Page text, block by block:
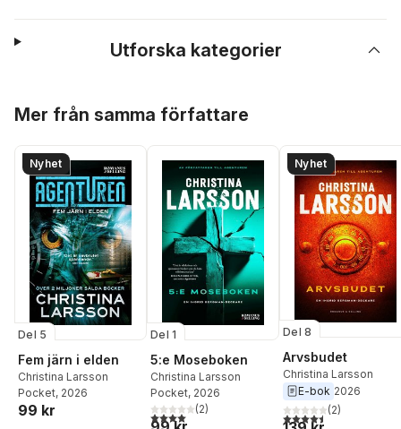
Utforska kategorier
Mer från samma författare
Nyhet
Del 5
Fem järn i elden
Christina Larsson
Pocket, 2026
99 kr
Del 1
5:e Moseboken
Christina Larsson
Pocket, 2026
4,0utav 5 stjärnor. Totalt antal röster:
(2)
Nyhet
Del 8
Arvsbudet
Christina Larsson
E-bok 2026
4,5utav 5 stjärnor.
(2)